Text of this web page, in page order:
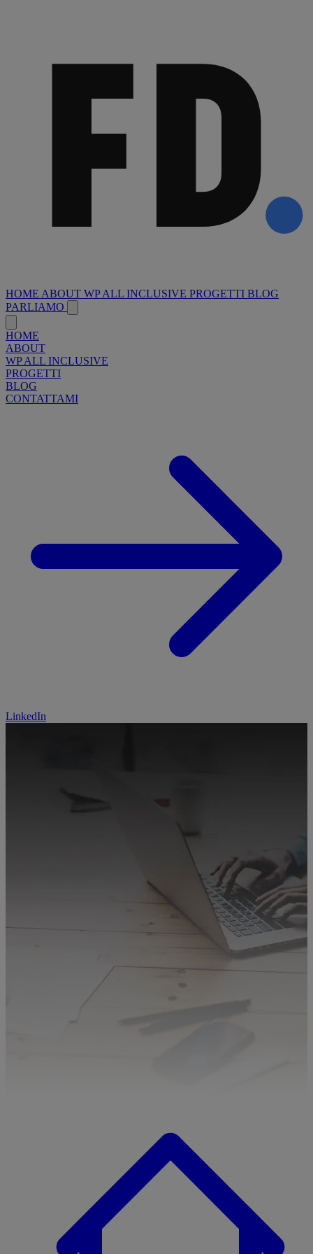
HOME ABOUT WP ALL INCLUSIVE PROGETTI BLOG
PARLIAMO
HOME
ABOUT
WP ALL INCLUSIVE
PROGETTI
BLOG
CONTATTAMI
LinkedIn